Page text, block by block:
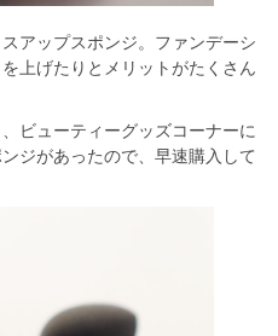
アップスポンジ。ファンデーシ
上げたりとメリットがたくさん
ビューティーグッズコーナーに
ジがあったので、早速購入して